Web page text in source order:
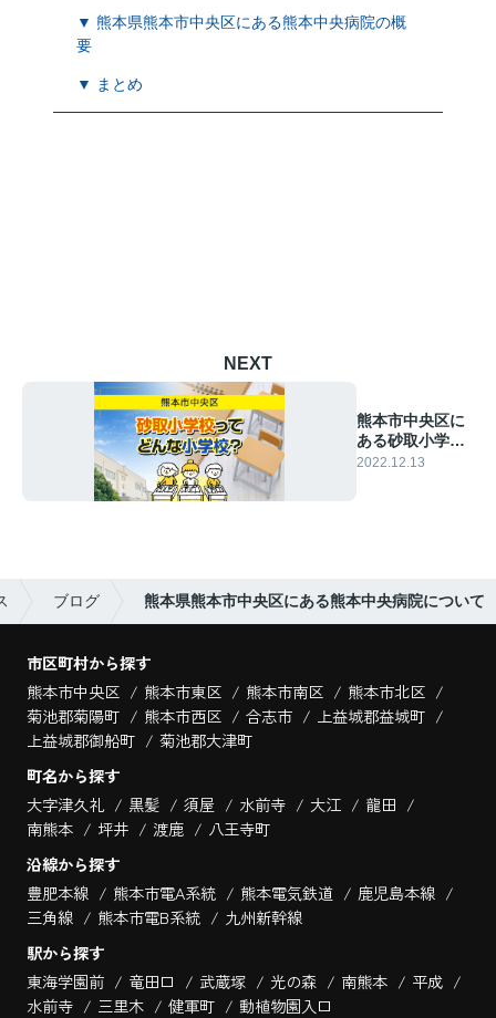
▼ 熊本県熊本市中央区にある熊本中央病院の概
要
▼ まとめ
NEXT
熊本市中央区に
ある砂取小学校
ってどんな小学
2022.12.13
ブログ 熊本県熊本市中央区にある熊本中央病院について
市区町村から探す
熊本市中央区
熊本市東区 熊本市南区
熊本市北区
菊池郡菊陽町
熊本市西区 合志市
上益城郡益城町
上益城郡御船町
菊池郡大津町
町名から探す
大字津久礼
黒髪 須屋 水前寺 大江
龍田
南熊本
坪井 渡鹿
八王寺町
沿線から探す
豊肥本線
熊本市電A系統 熊本電気鉄道
鹿児島本線
三角線
熊本市電B系統
九州新幹線
駅から探す
東海学園前
竜田口 武蔵塚 光の森 南熊本
平成
水前寺
三里木 健軍町 動植物園入口